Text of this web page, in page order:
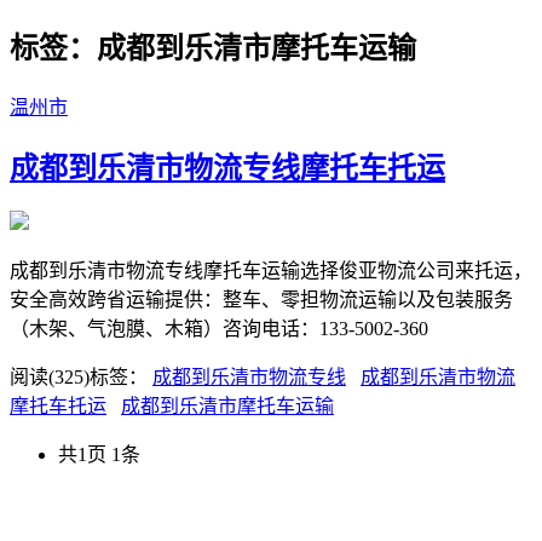
标签：成都到乐清市摩托车运输
温州市
成都到乐清市物流专线摩托车托运
成都到乐清市物流专线摩托车运输选择俊亚物流公司来托运，
安全高效跨省运输提供：整车、零担物流运输以及包装服务
（木架、气泡膜、木箱）咨询电话：133-5002-360
阅读(325)标签： 成都到乐清市物流专线
成都到乐清市物流
摩托车托运
成都到乐清市摩托车运输
共1页 1条